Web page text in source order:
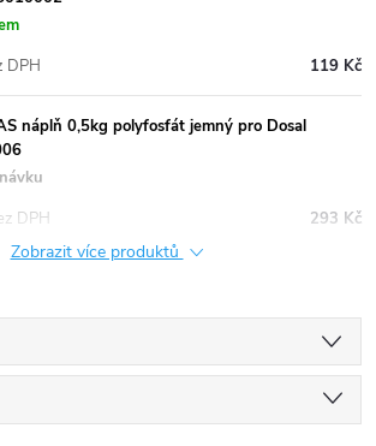
119 Kč
DPH
náplň 0,5kg polyfosfát jemný pro Dosal
293 Kč
DPH
Zobrazit více produktů